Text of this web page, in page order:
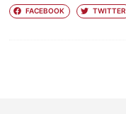
FACEBOOK TWITTER